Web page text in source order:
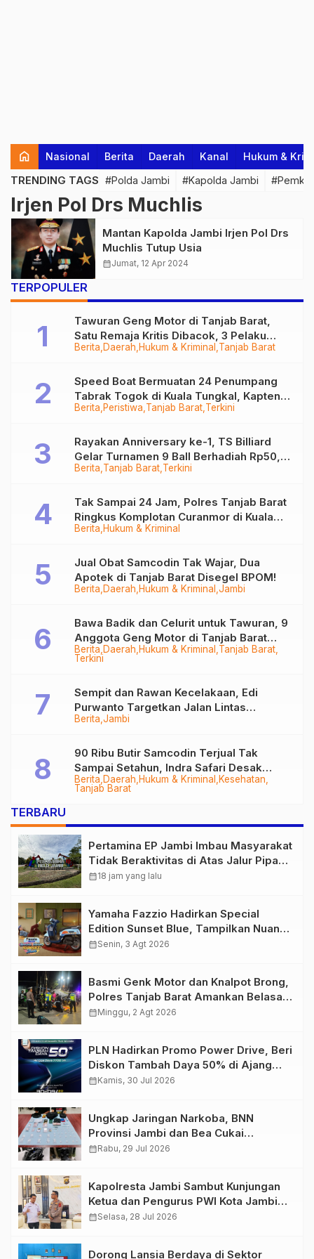
home Nasional Berita Daerah Kanal Hukum &
TRENDING TAGS #Polda Jambi #Kapolda Jambi
Irjen Pol Drs Muchlis
Mantan Kapolda Jambi Irjen Pol Drs
Muchlis Tutup Usia
calendar_monthJumat, 12 Apr 2024
TERPOPULER
Berita Daerah Hukum & Kriminal Tanjab Barat
Tawuran Geng Motor di Tanjab Barat,
Satu Remaja Kritis Dibacok, 3 Pelaku
Ditangkap
Berita Peristiwa Tanjab Barat Terkini
Speed Boat Bermuatan 24 Penumpang
Tabrak Togok di Kuala Tungkal, Kapten
Sempat Hilang
Berita Tanjab Barat Terkini
Rayakan Anniversary ke-1, TS Billiard
Gelar Turnamen 9 Ball Berhadiah Rp50,8
Juta
Berita Hukum & Kriminal
Tak Sampai 24 Jam, Polres Tanjab Barat
Ringkus Komplotan Curanmor di Kuala
Tungkal
Berita Daerah Hukum & Kriminal Jambi
Jual Obat Samcodin Tak Wajar, Dua
Apotek di Tanjab Barat Disegel BPOM!
Berita Daerah Hukum & Kriminal Tanjab Barat
Terkini
Bawa Badik dan Celurit untuk Tawuran, 9
Anggota Geng Motor di Tanjab Barat
Diringkus
Berita Jambi
Sempit dan Rawan Kecelakaan, Edi
Purwanto Targetkan Jalan Lintas
Tungkal-Jambi Mulus di 2028
Berita Daerah Hukum & Kriminal
Kesehatan
Tanjab Barat
90 Ribu Butir Samcodin Terjual Tak
Sampai Setahun, Indra Safari Desak
Audit Menyeluruh
TERBARU
Pertamina EP Jambi Imbau Masyarakat
Tidak Beraktivitas di Atas Jalur Pipa
Migas Demi Keselamatan Bersama
calendar_month18 jam yang lalu
Yamaha Fazzio Hadirkan Special
Edition Sunset Blue, Tampilkan Nuansa
Retro Summer yang Semakin Skena
calendar_monthSenin, 3 Agt 2026
Basmi Genk Motor dan Knalpot Brong,
Polres Tanjab Barat Amankan Belasan
Kendaraan
calendar_monthMinggu, 2 Agt 2026
PLN Hadirkan Promo Power Drive, Beri
Diskon Tambah Daya 50% di Ajang
GIIAS 2026
calendar_monthKamis, 30 Jul 2026
Ungkap Jaringan Narkoba, BNN
Provinsi Jambi dan Bea Cukai
Amankan Sembilan Pelaku beserta
calendar_monthRabu, 29 Jul 2026
Kapolresta Jambi Sambut Kunjungan
Ketua dan Pengurus PWI Kota Jambi
Perkuat Sinergi dan Kolaborasi
calendar_monthSelasa, 28 Jul 2026
Dorong Lansia Berdaya di Sektor